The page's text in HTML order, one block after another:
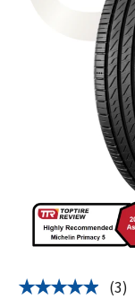
★★★★★ (3)